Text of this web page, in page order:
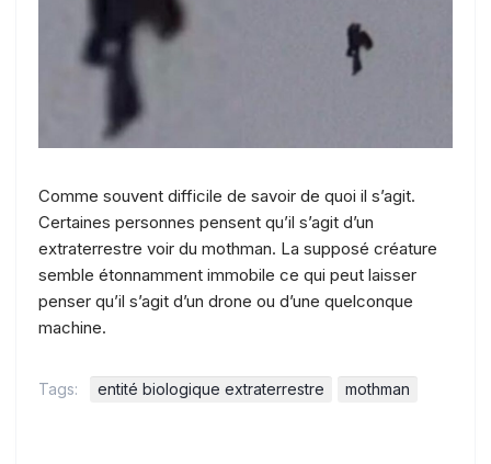
Comme souvent difficile de savoir de quoi il s’agit.
Certaines personnes pensent qu’il s’agit d’un
extraterrestre voir du mothman. La supposé créature
semble étonnamment immobile ce qui peut laisser
penser qu’il s’agit d’un drone ou d’une quelconque
machine.
Tags: entité biologique extraterrestre mothman